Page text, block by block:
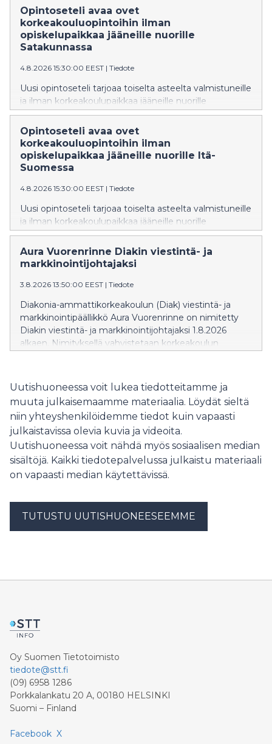
korkeakouluopintoja täysin maksutta. Opintoseteli
otetaan valtakunnallisesti käyttöön huomenna
5.8.2026.
Opintoseteli avaa ovet
korkeakouluopintoihin ilman
opiskelupaikkaa jääneille nuorille
Satakunnassa
4.8.2026 15:30:00 EEST | Tiedote
Uusi opintoseteli tarjoaa toiselta asteelta valmistuneille
ja ilman korkeakoulupaikkaa jääneille nuorille
mahdollisuuden suorittaa 30 opintopistettä avoimia
korkeakouluopintoja täysin maksutta. Opintoseteli
otetaan valtakunnallisesti käyttöön huomenna
5.8.2026.
Opintoseteli avaa ovet
korkeakouluopintoihin ilman
opiskelupaikkaa jääneille nuorille Itä-
Suomessa
4.8.2026 15:30:00 EEST | Tiedote
Uusi opintoseteli tarjoaa toiselta asteelta valmistuneille
ja ilman korkeakoulupaikkaa jääneille nuorille
mahdollisuuden suorittaa 30 opintopistettä avoimia
korkeakouluopintoja täysin maksutta. Opintoseteli
otetaan valtakunnallisesti käyttöön huomenna
Aura Vuorenrinne Diakin viestintä- ja
markkinointijohtajaksi
3.8.2026 13:50:00 EEST | Tiedote
Diakonia-ammattikorkeakoulun (Diak) viestintä- ja
markkinointipäällikkö Aura Vuorenrinne on nimitetty
Diakin viestintä- ja markkinointijohtajaksi 1.8.2026
alkaen. Nimityksellä vahvistetaan korkeakoulun
Uutishuoneessa voit lukea tiedotteitamme ja
muuta julkaisemaamme materiaalia. Löydät sieltä
niin yhteyshenkilöidemme tiedot kuin vapaasti
julkaistavissa olevia kuvia ja videoita.
Uutishuoneessa voit nähdä myös sosiaalisen median
sisältöjä. Kaikki tiedotepalvelussa julkaistu materiaali
on vapaasti median käytettävissä.
TUTUSTU UUTISHUONEESEEMME
Oy Suomen Tietotoimisto
tiedote@stt.fi
(09) 6958 1286
Porkkalankatu 20 A, 00180 HELSINKI
Suomi – Finland
Facebook X